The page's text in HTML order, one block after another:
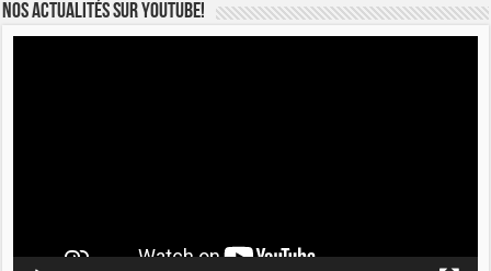
Nos actualités sur YOUTUBE!